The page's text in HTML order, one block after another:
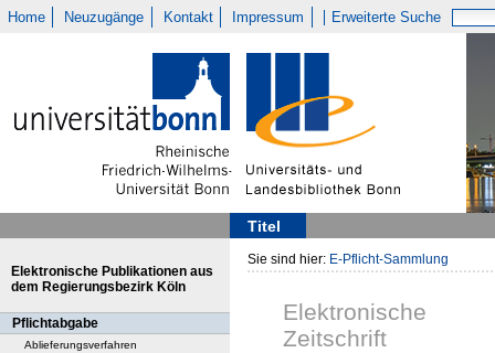
Home Neuzugänge Kontakt Impressum Erweiterte Suche
Titel
Elektronische Publikationen aus
dem Regierungsbezirk Köln
Pflichtabgabe
Ablieferungsverfahren
Sie sind hier: E-Pflicht-Sammlung
Elektronische
Zeitschrift